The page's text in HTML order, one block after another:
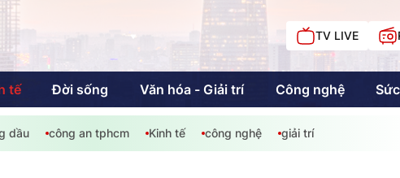
TV LIVE
tế Đời sống Văn hóa - Giải trí Công nghệ
- Giải trí
Giáo dục Kinh tế
dầu công an tphcm Kinh tế công nghệ giải trí